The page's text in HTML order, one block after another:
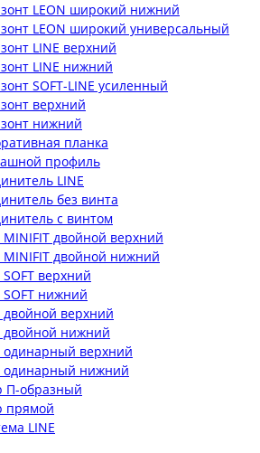
LEON широкий нижний
LEON широкий универсальный
LINE верхний
LINE нижний
SOFT-LINE усиленный
верхний
нижний
планка
профиль
LINE
без винта
с винтом
MINIFIT двойной верхний
MINIFIT двойной нижний
верхний
SOFT нижний
двойной верхний
двойной нижний
одинарный верхний
одинарный нижний
П-образный
прямой
LINE